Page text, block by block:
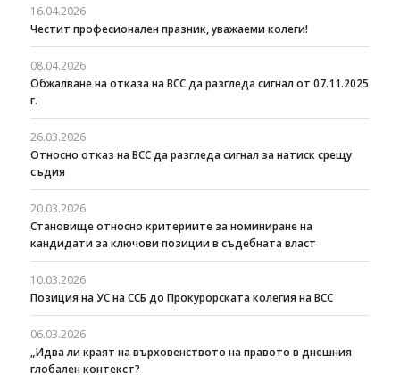
16.04.2026
Честит професионален празник, уважаеми колеги!
08.04.2026
Oбжалване на отказа на ВСС да разгледа сигнал от 07.11.2025
г.
26.03.2026
Относно отказ на ВСС да разгледа сигнал за натиск срещу
съдия
20.03.2026
Становище относно критериите за номиниране на
кандидати за ключови позиции в съдебната власт
10.03.2026
Позиция на УС на ССБ до Прокурорската колегия на ВСС
06.03.2026
„Идва ли краят на върховенството на правото в днешния
глобален контекст?